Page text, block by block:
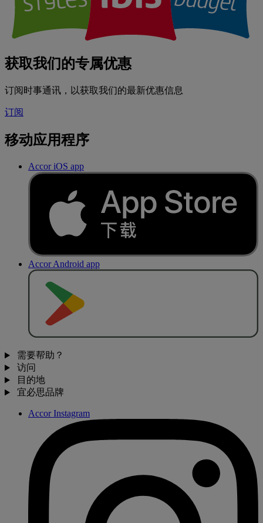
获取我们的专属优惠
订阅时事通讯，以获取我们的最新优惠信息
订阅
移动应用程序
Accor iOS app
Accor Android app
需要帮助？
访问
目的地
宜必思品牌
Accor Instagram